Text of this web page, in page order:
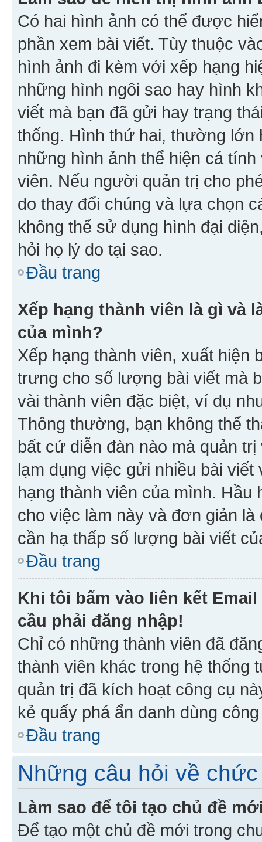
Có hai hình ảnh có thể được
phần xem bài viết. Tùy thuộc
hình ảnh đi kèm với xếp hạng
những hình ngôi sao hay hình
viết mà bạn đã gửi hay trạng
thống. Hình thứ hai, thường
những hình ảnh thể hiện cá
viên. Nếu người quản trị cho
do thay đổi chúng và lựa chọn
không thể sử dụng hình đại
hỏi họ lý do tại sao.
Đầu trang
Xếp hạng thành viên là gì và
của mình?
Xếp hạng thành viên, xuất
trưng cho số lượng bài viết mà
vài thành viên đặc biệt, ví dụ
Thông thường, bạn không thể
bất cứ diễn đàn nào mà quản
lạm dụng việc gửi nhiều bài
hạng thành viên của mình. Hầu
cho việc làm này và đơn giản
cần hạ thấp số lượng bài viết
Đầu trang
Khi tôi bấm vào liên kết
cầu phải đăng nhập!
Chỉ có những thành viên đã
thành viên khác trong hệ thống
quản trị đã kích hoạt công cụ
kẻ quấy phá ẩn danh dùng
Đầu trang
Những câu hỏi về
Làm sao để tôi tạo chủ đề
Để tạo một chủ đề mới trong